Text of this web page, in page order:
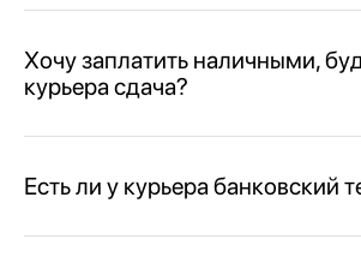
Хочу заплатить наличными,
курьера сдача?
Есть ли у курьера банковский